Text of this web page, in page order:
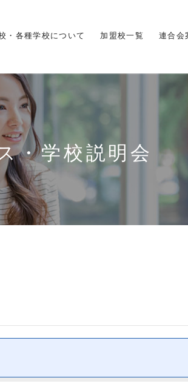
・各種学校について 加盟校一覧 連合会
・学校説明会